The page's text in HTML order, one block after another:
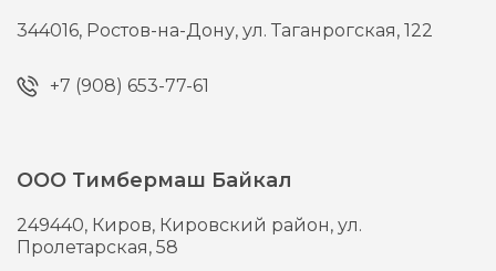
344016, Ростов-на-Дону,ул. Таганрогская, 122
+7 (908) 653-77-61
ООО Тимбермаш Байкал
249440, Киров, Кировский район, ул.
Пролетарская, 58